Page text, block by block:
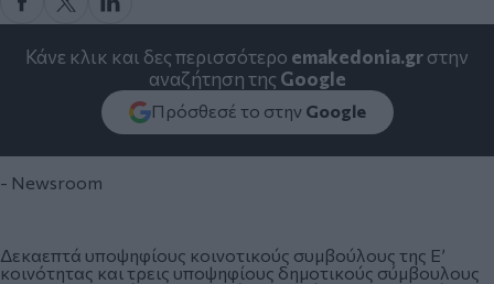
Κάνε κλικ και δες περισσότερο emakedonia.grστην
αναζήτηση της Google
Πρόσθεσέ το στην Google
- Newsroom
Δεκαεπτά υποψηφίους κοινοτικούς συμβούλους της Ε’
κοινότητας και τρεις υποψηφίους δημοτικούς σύμβουλους